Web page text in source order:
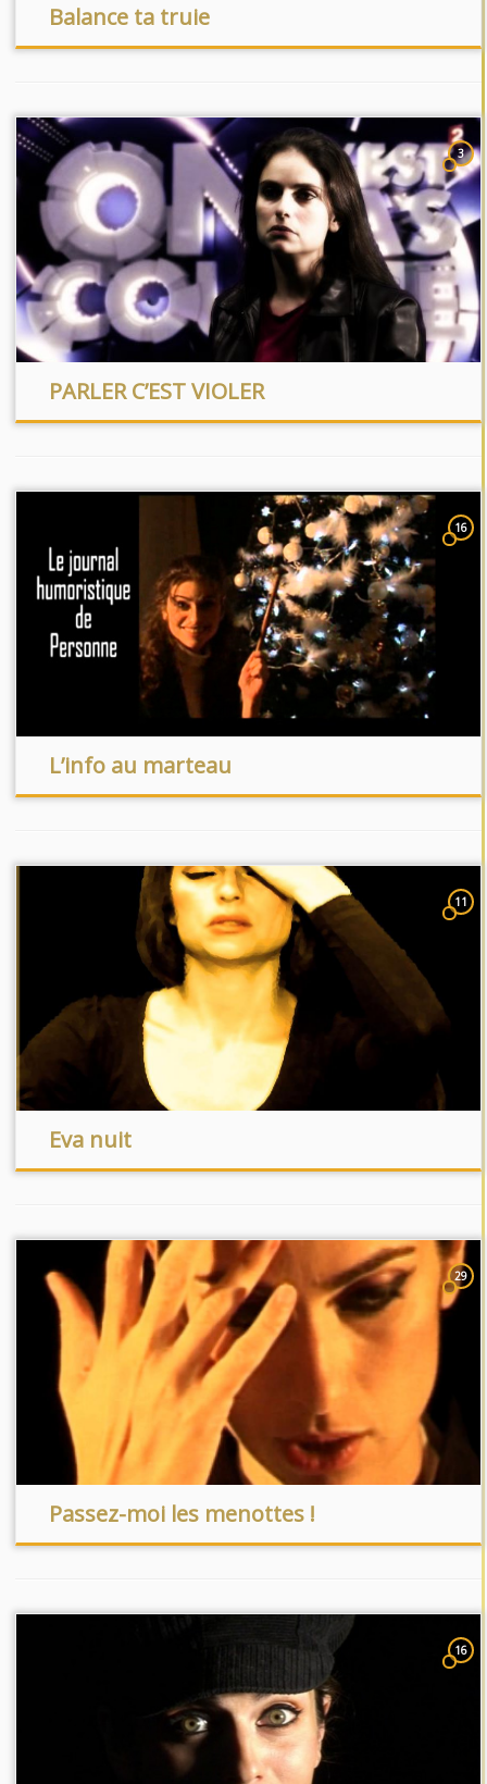
Balance ta truie
3
PARLER C’EST VIOLER
16
L’info au marteau
11
Eva nuit
29
Passez-moi les menottes !
16